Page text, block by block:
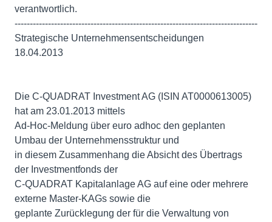
verantwortlich.
--------------------------------------------------------------------------------
Strategische Unternehmensentscheidungen
18.04.2013
Die C-QUADRAT Investment AG (ISIN AT0000613005)
hat am 23.01.2013 mittels
Ad-Hoc-Meldung über euro adhoc den geplanten
Umbau der Unternehmensstruktur und
in diesem Zusammenhang die Absicht des Übertrags
der Investmentfonds der
C-QUADRAT Kapitalanlage AG auf eine oder mehrere
externe Master-KAGs sowie die
geplante Zurücklegung der für die Verwaltung von